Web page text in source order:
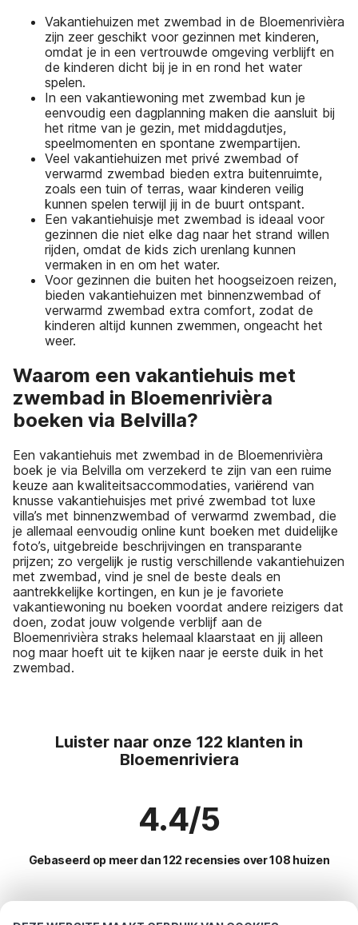
Vakantiehuizen met zwembad in de Bloemenrivièra
zijn zeer geschikt voor gezinnen met kinderen,
omdat je in een vertrouwde omgeving verblijft en
de kinderen dicht bij je in en rond het water
spelen.
In een vakantiewoning met zwembad kun je
eenvoudig een dagplanning maken die aansluit bij
het ritme van je gezin, met middagdutjes,
speelmomenten en spontane zwempartijen.
Veel vakantiehuizen met privé zwembad of
verwarmd zwembad bieden extra buitenruimte,
zoals een tuin of terras, waar kinderen veilig
kunnen spelen terwijl jij in de buurt ontspant.
Een vakantiehuisje met zwembad is ideaal voor
gezinnen die niet elke dag naar het strand willen
rijden, omdat de kids zich urenlang kunnen
vermaken in en om het water.
Voor gezinnen die buiten het hoogseizoen reizen,
bieden vakantiehuizen met binnenzwembad of
verwarmd zwembad extra comfort, zodat de
kinderen altijd kunnen zwemmen, ongeacht het
weer.
Waarom een vakantiehuis met
zwembad in Bloemenrivièra
boeken via Belvilla?
Een vakantiehuis met zwembad in de Bloemenrivièra
boek je via Belvilla om verzekerd te zijn van een ruime
keuze aan kwaliteitsaccommodaties, variërend van
knusse vakantiehuisjes met privé zwembad tot luxe
villa’s met binnenzwembad of verwarmd zwembad, die
je allemaal eenvoudig online kunt boeken met duidelijke
foto’s, uitgebreide beschrijvingen en transparante
prijzen; zo vergelijk je rustig verschillende vakantiehuizen
met zwembad, vind je snel de beste deals en
aantrekkelijke kortingen, en kun je je favoriete
vakantiewoning nu boeken voordat andere reizigers dat
doen, zodat jouw volgende verblijf aan de
Bloemenrivièra straks helemaal klaarstaat en jij alleen
nog maar hoeft uit te kijken naar je eerste duik in het
zwembad.
Luister naar onze 122 klanten in
Bloemenriviera
4.4/5
Gebaseerd op meer dan 122 recensies over 108 huizen